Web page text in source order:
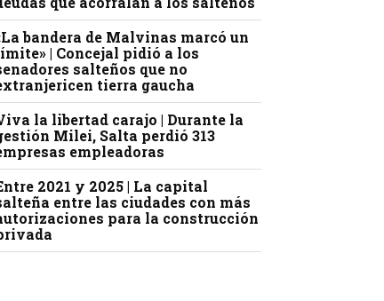
bandera de Malvinas marcó un
| Concejal pidió a los
salteños que no
tierra gaucha
la libertad carajo | Durante la
Milei, Salta perdió 313
empleadoras
2021 y 2025 | La capital
entre las ciudades con más
para la construcción